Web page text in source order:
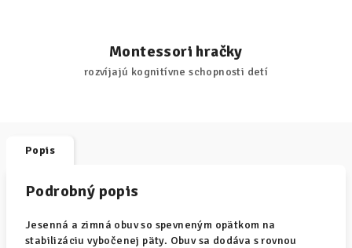
Montessori hračky
rozvíjajú kognitívne schopnosti detí
Popis
Podrobný popis
Jesenná a zimná obuv so spevneným opätkom na
stabilizáciu vybočenej päty. Obuv sa dodáva s rovnou